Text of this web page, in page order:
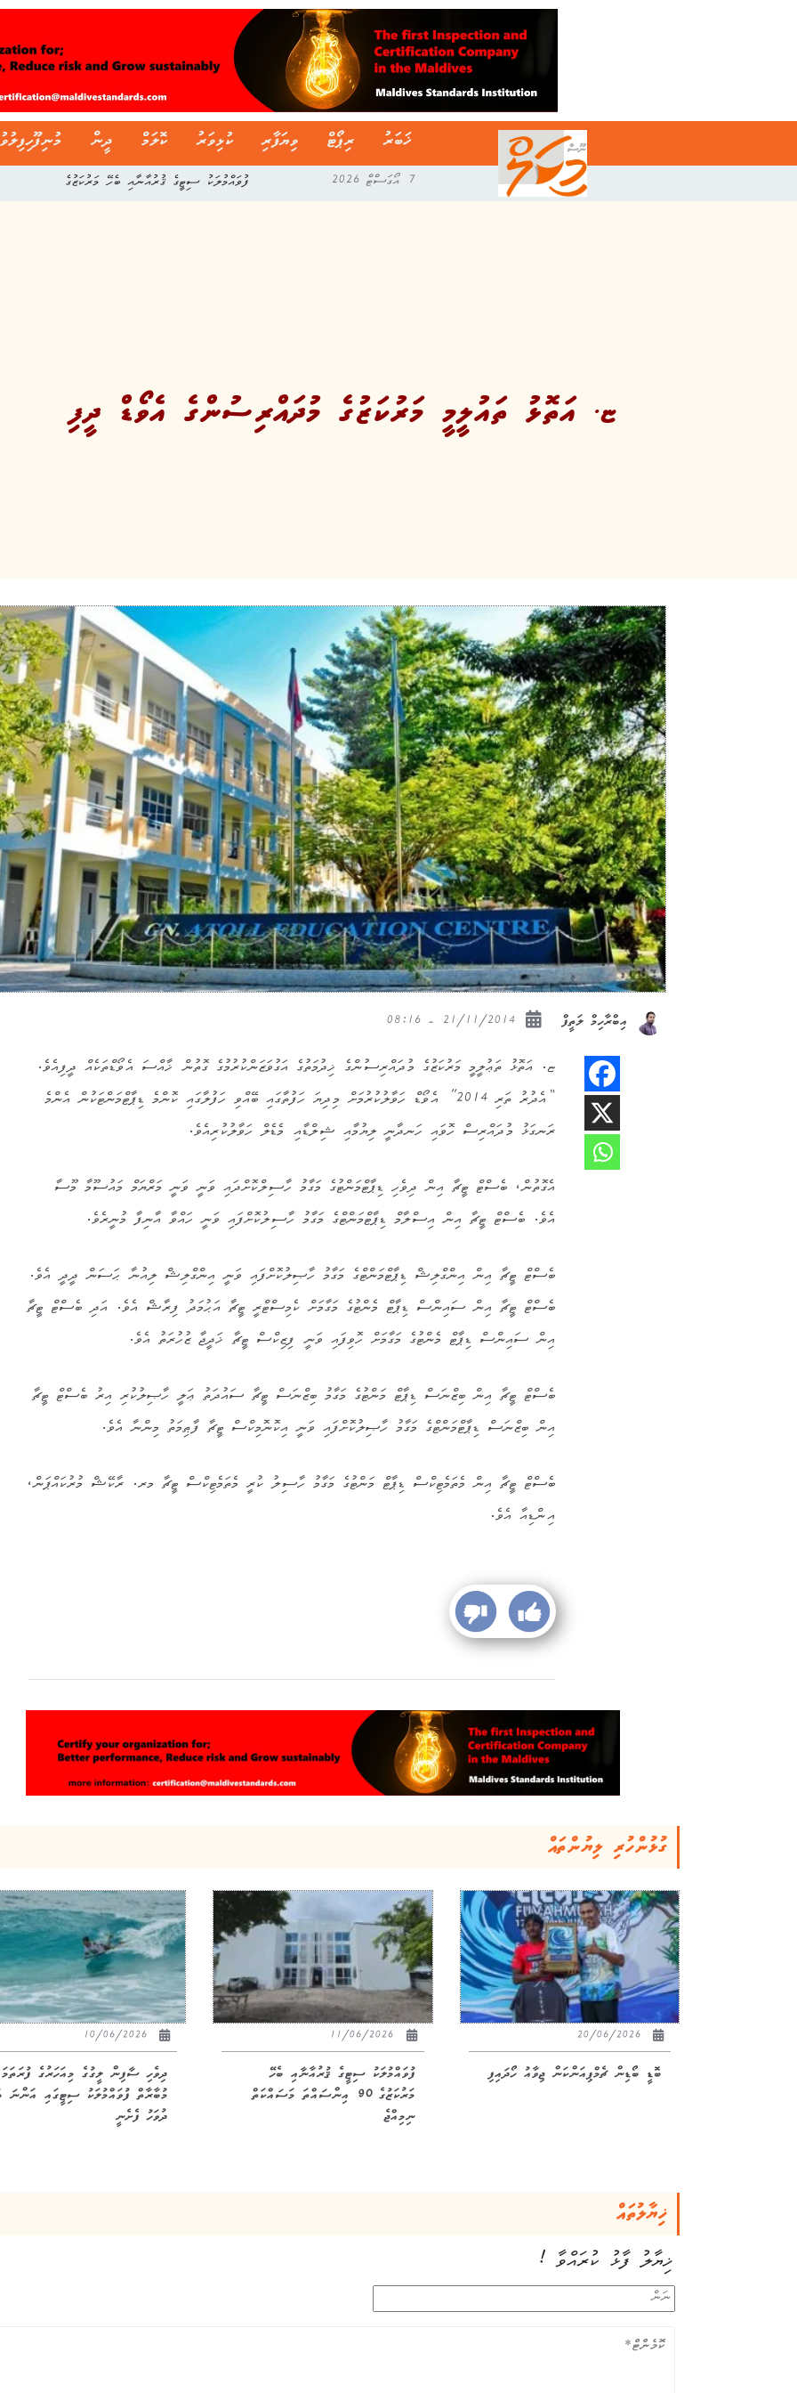
ޚަބަރު ރިޕޯޓް ވިޔަފާރި ކުޅިވަރު ކޮލަމް ދީން
7 އޯގަސްޓް 2026 ފުވައްމުލަކު ސިޓީގެ ޤުރުއާނާއި ބެހޭ މަރުކަޒުގެ
ޏ. އަތޮޅު ތައުލީމީ މަރުކަޒުގެ މުދައްރިސުންގެ އެވޯޑް ދީފި
އިބްރާހިމް ލަތީފް
ޏ. އަތޮޅު ތަޢުލީމީ މަރުކަޒުގެ މުދައްރިސުންގެ ޚިދުމަތުގެ އަގުވަޒަންކުރުމުގެ ގޮތުން ޚާއްސަ އެވޯޑްތަކެއް ދީފިއެވެ.
“އެދުރު ތަރި 2014” އެވޯޑް ހަވާލުކުރުމަށް މިދިޔަ ހަފުތާގައި ބޭއްވި ހަފުލާގައި ކޮންމެ ޑިޕާޓްމަންޓަކުން އެންމެ
ރަނގަޅު މުދައްރިސް ހޮވައި ހަނދާނީ ލިޔުމާއި ޝިލްޑާއި މެޑެލް ހަވާލުކުރިއެވެ.
އެގޮތުން، ބެސްޓް ޓީޗާ އިން ދިވެހި ޑިޕާޓްމަންޓުގެ މަގާމު ހާސިލްކޮށްދައި ވަނީ ވަނީ މަރްޔަމް މައުސޫމާ މޫސާ
އެވެ. ބެސްޓް ޓީޗާ އިން އިސްލާމް ޑިޕާޓްމަންޓްގެ މަގާމު ހާސިލުކޮށްފައި ވަނީ ހައްވާ އާނިފާ މުނީރެވެ.
ބެސްޓް ޓީޗާ އިން އިންގްލިޝް ޑިޕާޓްމަންޓްގެ މަގާމު ހާޞިލުކޮށްފައި ވަނީ އިންގްލިޝް ލިއުނާ ޙަސަން ދީދީ އެވެ.
ބެސްޓް ޓީޗާ އިން ސައިންސް ޑިޕާޓް މެންޓުގެ މަގާމަށް ކެމިސްޓްރީ ޓީޗާ އަޙުމަދު ފިރާޝް އެވެ. އަދި ބެސްޓް ޓީޗާ
އިން ސައިންސް ޑިޕާޓް މެންޓުގެ މަގާމަށް ހޮވިފައި ވަނީ ފިޒިކްސް ޓީޗާ ޚަދީޖާ ޒުހުރަތު އެވެ.
ބެސްޓް ޓީޗާ އިން ބިޒްނަސް ޑިޕާޓް މަންޓުގެ މަގާމު ބިޒްނަސް ޓީޗާ ސައުދަތު ޢަލީ ހާޞިލުކުރި އިރު ބެސްޓް ޓީޗާ
އިން ބިޒްނަސް ޑިޕާޓްމަންޓްގެ މަގާމު ހާޞިލުކޮށްފައި ވަނީ އިކޮނޮމިކްސް ޓީޗާ ފާޠިމަތު މިންނާ އެވެ.
ބެސްޓް ޓީޗާ އިން މެތަމެޓިކްސް ޑިޕާޓް މަންޓުގެ މަގާމު ހާސިލު ކުރީ މެތަމެޓިކްސް ޓީޗާ މރ. ރާކޭޝް މުރުކައްޕަން،
އިންޑިއާ އެވެ.
ގުޅުންހުރި ލިޔުންތައް
20/06/2026
ބޮޑީ ބޯޑިން ޗެމްޕިއަންކަން ޖިވާއު ހޯދައިފި
ފުވައްމުލަކު ސިޓީގެ ޤުރުއާނާއި ބެހޭ
މަރުކަޒުގެ 90 އިންސައްތަ މަސައްކަތް
ނިމިއްޖެ
10/06/2026
ދިވެހި ސާފިން ލީގުގެ މިއަހަރުގެ ފުރަތަމަ
މުބާރާތް ފުވައްމުލަކު ސިޓީގައި އަންނަ
ދުވަހު ފެށެނީ
ޚިޔާލުތައް
ޚިޔާލު ފާޅު ކުރައްވާ !